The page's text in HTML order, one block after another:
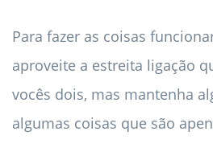
Para fazer as coisas
aproveite a estreita ligação
vocês dois, mas mantenha
algumas coisas que são